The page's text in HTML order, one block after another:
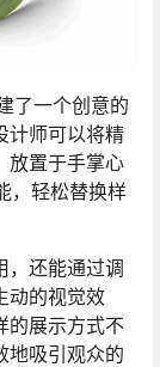
了一个创意的
计师可以将精
放置于手掌心
，轻松替换样
，还能通过调
动的视觉效
的展示方式不
地吸引观众的